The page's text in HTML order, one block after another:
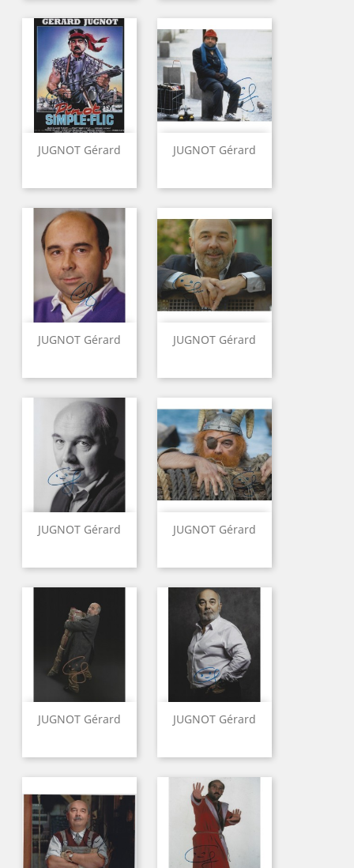
JUGNOT Gérard JUGNOT Gérard
JUGNOT Gérard JUGNOT Gérard
JUGNOT Gérard JUGNOT Gérard
JUGNOT Gérard JUGNOT Gérard